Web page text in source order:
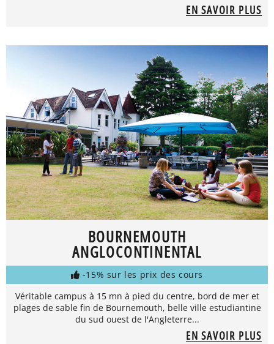
EN SAVOIR PLUS
BOURNEMOUTH
ANGLOCONTINENTAL
-15% sur les prix des cours
Véritable campus à 15 mn à pied du centre, bord de mer et
plages de sable fin de Bournemouth, belle ville estudiantine
du sud ouest de l'Angleterre...
EN SAVOIR PLUS